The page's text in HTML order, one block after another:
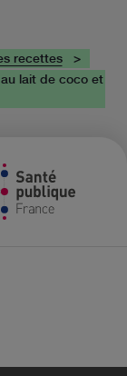
recettes
lait de coco et